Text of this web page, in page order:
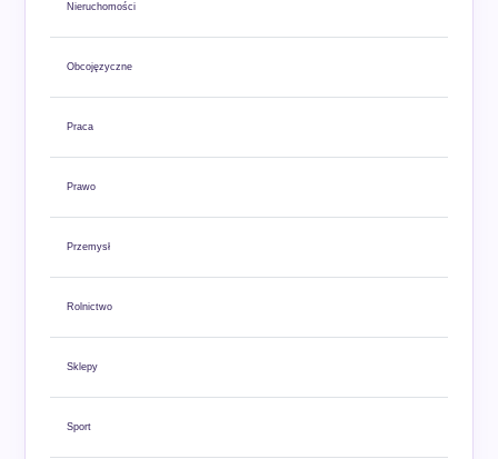
Nieruchomości
Obcojęzyczne
Praca
Prawo
Przemysł
Rolnictwo
Sklepy
Sport